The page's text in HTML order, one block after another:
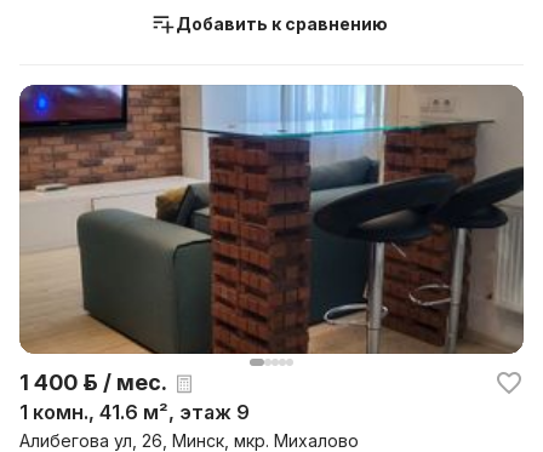
Добавить к сравнению
1 400 р. / мес.
1 комн., 41.6 м², этаж 9
Алибегова ул, 26, Минск, мкр. Михалово